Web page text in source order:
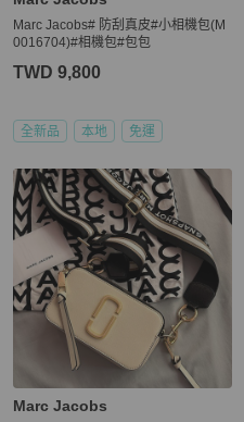
Marc Jacobs# 防刮真皮#小相機包(M
0016704)#相機包#包包
TWD 9,800
全新品 本地 免運
Marc Jacobs